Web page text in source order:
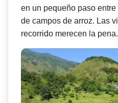
en un pequeño paso
de campos de arroz. Las
recorrido merecen la pena.